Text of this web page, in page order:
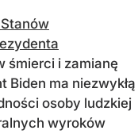
śmierci i zamianę
Biden ma niezwykłą
osoby ludzkiej
wyroków